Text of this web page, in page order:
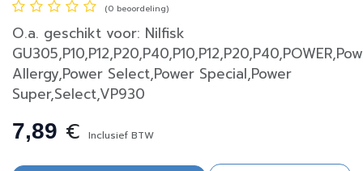
(0 beoordeling)
O.a. geschikt voor: Nilfisk
Allergy,Power Select,Power Special,Power
Super,Select,VP930
7,89 € Inclusief BTW